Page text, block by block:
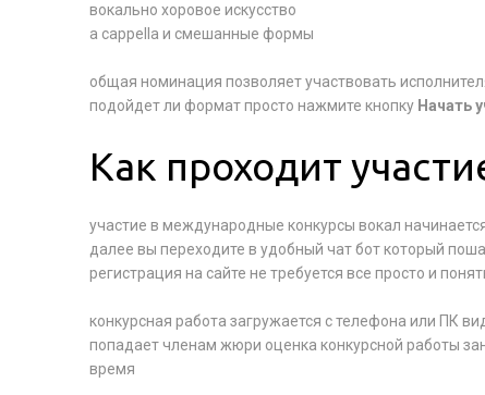
вокально хоровое искусство
a cappella и смешанные формы
общая номинация позволяет участвовать
подойдет ли формат просто нажмите кнопку Начать
Как проходит
участие в международные конкурсы вокал
далее вы переходите в удобный чат бот который
регистрация на сайте не требуется все просто и
конкурсная работа загружается с телефона или ПК
попадает членам жюри оценка конкурсной работы
время